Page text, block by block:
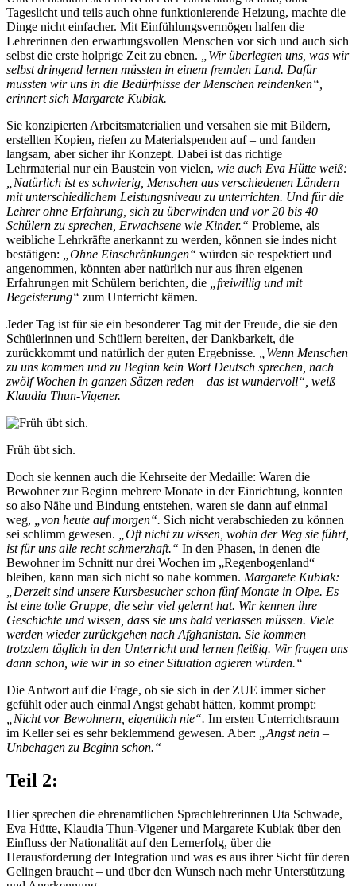
Tageslicht und teils auch ohne funktionierende Heizung, machte die
Dinge nicht einfacher. Mit Einfühlungsvermögen halfen die
Lehrerinnen den erwartungsvollen Menschen vor sich und auch sich
selbst die erste holprige Zeit zu ebnen.
„Wir überlegten uns, was wir
selbst dringend lernen müssten in einem fremden Land. Dafür
mussten wir uns in die Bedürfnisse der Menschen reindenken“,
erinnert sich Margarete Kubiak.
Sie konzipierten Arbeitsmaterialien und versahen sie mit Bildern,
erstellten Kopien, riefen zu Materialspenden auf – und fanden
langsam, aber sicher ihr Konzept. Dabei ist das richtige
Lehrmaterial nur ein Baustein von vielen, wie auch Eva Hütte weiß:
„Natürlich ist es schwierig, Menschen aus verschiedenen Ländern
mit unterschiedlichem Leistungsniveau zu unterrichten. Und für die
Lehrer ohne Erfahrung, sich zu überwinden und vor 20 bis 40
Schülern zu sprechen, Erwachsene wie Kinder.“ Probleme, als
weibliche Lehrkräfte anerkannt zu werden, können sie indes nicht
bestätigen:
„Ohne Einschränkungen“ würden sie respektiert und
angenommen, könnten aber natürlich nur aus ihren eigenen
Erfahrungen mit Schülern berichten, die
„freiwillig und mit
Begeisterung“ zum Unterricht kämen.
Jeder Tag ist für sie ein besonderer Tag mit der Freude, die sie den
Schülerinnen und Schülern bereiten, der Dankbarkeit, die
zurückkommt und natürlich der guten Ergebnisse.
„Wenn Menschen
zu uns kommen und zu Beginn kein Wort Deutsch sprechen, nach
zwölf Wochen in ganzen Sätzen reden – das ist wundervoll“, weiß
Klaudia Thun-Vigener.
Früh übt sich.
Doch sie kennen auch die Kehrseite der Medaille: Waren die
Bewohner zur Beginn mehrere Monate in der Einrichtung, konnten
so also Nähe und Bindung entstehen, waren sie dann auf einmal
weg,
„von heute auf morgen“. Sich nicht verabschieden zu können
sei schlimm gewesen.
„Oft nicht zu wissen, wohin der Weg sie führt,
ist für uns alle recht schmerzhaft.“ In den Phasen, in denen die
Bewohner im Schnitt nur drei Wochen im „Regenbogenland“
bleiben, kann man sich nicht so nahe kommen. Margarete Kubiak:
„Derzeit sind unsere Kursbesucher schon fünf Monate in Olpe. Es
ist eine tolle Gruppe, die sehr viel gelernt hat. Wir kennen ihre
Geschichte und wissen, dass sie uns bald verlassen müssen. Viele
werden wieder zurückgehen nach Afghanistan. Sie kommen
trotzdem täglich in den Unterricht und lernen fleißig. Wir fragen uns
dann schon, wie wir in so einer Situation agieren würden.“
Die Antwort auf die Frage, ob sie sich in der ZUE immer sicher
gefühlt oder auch einmal Angst gehabt hätten, kommt prompt:
„Nicht vor Bewohnern, eigentlich nie“. Im ersten Unterrichtsraum
im Keller sei es sehr beklemmend gewesen. Aber:
„Angst nein –
Unbehagen zu Beginn schon.“
Teil 2:
Hier sprechen die ehrenamtlichen Sprachlehrerinnen Uta Schwade,
Eva Hütte, Klaudia Thun-Vigener und Margarete Kubiak über den
Einfluss der Nationalität auf den Lernerfolg, über die
Herausforderung der Integration und was es aus ihrer Sicht für deren
Gelingen braucht – und über den Wunsch nach mehr Unterstützung